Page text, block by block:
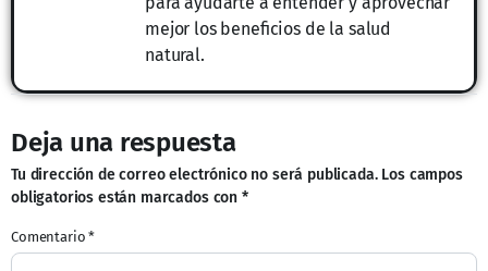
mejor los beneficios de la salud
natural.
Deja una respuesta
Tu dirección de correo electrónico no será publicada. Los campos
obligatorios están marcados con *
Comentario*